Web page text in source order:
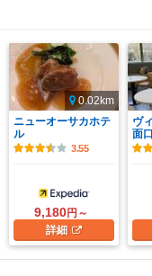
0.02km
ニューオーサカホテ
ル
3.55
9,180円～
詳細
ヴ
面口